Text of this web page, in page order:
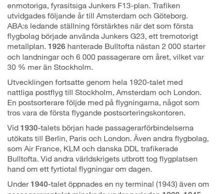
enmotoriga, fyrasitsiga Junkers F13-plan. Trafiken
utvidgades följande år till Amsterdam och Göteborg.
ABA:s ledande ställning förstärktes när det som första
flygbolag började använda Junkers G23, ett tremotorigt
metallplan. 1926 hanterade Bulltofta nästan 2 000 starter
och landningar och 6 000 passagerare om året, vilket var
30 % mer än Stockholm.
Utvecklingen fortsatte genom hela 1920-talet med
nattliga postflyg till Stockholm, Amsterdam och London.
En postsorterare följde med på flygningarna, något som
tros vara de första flygande postsorteringskontoren.
Vid 1930-talets början hade passagerarförbindelserna
utökats till Berlin, Paris och London. Även andra flygbolag,
som Air France, KLM och danska DDL trafikerade
Bulltofta. Vid andra världskrigets utbrott tog flygplatsen
hand om ett fyrtiotal flygningar om dagen.
Under1940-talet öppnades en ny terminal (1943) även om